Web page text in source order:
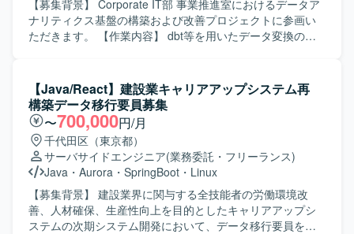
つ、関係者と連携しながら要件を整理し、主体的に提案や
調整ができる方を求めております。 【ポジションの魅力】
複数のデータカタログ製品やデータ仮想化基盤に関する知
【開発環境】 Denodo、Alation、各種DWH基盤（AWS／
Snowflake／Databricks など）
【募集背景】 Corporate IT部 事業推進室におけるデータア
ナリティクス基盤の構築および改善プロジェクトに参画い
ただきます。 【作業内容】 dbt等を用いたデータ変換の実
善、鮮度や整合性の担保、メタデータ整備を推進していた
だきます。ETL／ELTパイプラインの設計・実装・改善を行
い、SQLやPython等を用いたデータ処理を実施していただ
きます。成果物のドキュメント化とチーム内へのナレッジ
共有もご担当いただきます。 【求める人物像】 指示を待つ
だけでなく自ら課題を発見して主体的に行動できる方を求
めています。技術面のみならず事業や業務プロセスへの理
解にも強い関心を持てる方、チームや関係部署と丁寧かつ
円滑にコミュニケーションが取れる方にご活躍いただけま
す。 【ポジションの魅力】 データアナリティクス基盤の構
【Java/React】建設業キャリアアップシステム再
構築データ移行要員募集
〜700,000円/月
千代田区（東京都）
サーバサイドエンジニア(業務委託・フリーランス)
Java ・ Aurora ・ SpringBoot ・ Linux
【募集背景】 建設業界に関与する全技能者の労働環境改
善、人材確保、生産性向上を目的としたキャリアアップシ
ステムの次期システム開発において、データ移行要員を募